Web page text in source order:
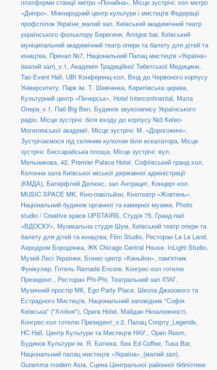
платформи станції метро «Почайна», Місце зустрічі: хол метро
«Дніпро», Міжнародний центр культури і мистецтв Федерації
профспілок України_малий зал, Київський академічний театр
українського фольклору Берегиня, Amigos bar, Київський
муніципальний академічний театр опери та балету для дітей та
юнацтва, Причал №7, Національний Палац мистецтв «Україна»
(малий зал)_v.1, Академія Традиційної Тибетської Медицини,
Tao Event Hall, UBI Конференц-хол, Вхід до Червоного корпусу
Університету, Парк ім. Т. Шевченка, Кирилівська церква,
Культурний центр «Печерськ», Hotel Intercontinental, Мала
Опера_v.1, Паб Big Ben, Будинок звукозапису Українського
радіо, Місце зустрічі: біля входу до корпусу №3 Київо-
Могилянської академії, Місце зустрічі: М. «Дорогожичі».
Зустрічаємося під скляним куполом біля ескалатора, Місце
зустрічі: Бессарабська площа, Місце зустрічі: вул.
Мельникова, 42, Premier Palace Hotel. Софіївський гранд-хол,
Колонна зала Київської міської державної адміністрації
(КМДА), Батерфляй Делюкс, зал Антрацит, Концерт-хол
MUSIC SPACE MK, Кіно-павільйон, Кінотеатр «Жовтень»,
Національний будинок органної та камерної музики, Photo
studio / Creative space UPSTAIRS, Студія 75, Гранд-паб
«ВДОСКУ», Музикальна студія Шум, Київський театр опери та
балету для дітей та юнацтва, Film Studio, Ресторан La La Land,
Аеродром Бородянка, ЖК Chicago Central House, InLight Studio,
Музей Лесі Українки, Бізнес-центр «Каньйон», пам'ятник
Фунікулер, Готель Ramada Encore, Конгрес-хол готелю
Президент., Ресторан Phi-Phi, Театральний зал ІПАГ,
Музичний простір МК, Ego Party Place, Школа Джазового та
Естрадного Мистецтв, Національний заповідник "Софія
Київська" ("Хлібня"), Opera Hotel, Майдан Незалежності,
Конгрес-хол готелю Президент_v.2, Палац Спорту_Legends,
HC Hall, Центр Культури та Мистецтв НАУ., Open Room,
Будинок Культури ім. Я. Батюка, Sex Ed Coffee, Tusa Bar,
Національний палац мистецтв «Україна»_(малий зал),
Guramma modern Asia, Сцена Центральної районної бібліотеки